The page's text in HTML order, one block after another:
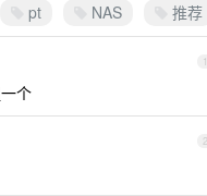
pt NAS 推荐
1
个
2